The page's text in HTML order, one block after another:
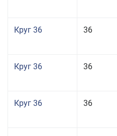
Круг 36 36
Круг 36 36
Круг 36 36